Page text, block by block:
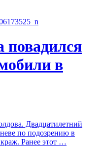
в
Двадцатилетний
по подозрению в
Ранее этот …